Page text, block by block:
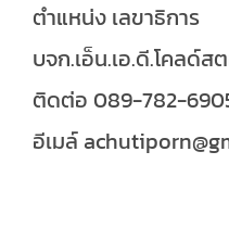
ตำแหน่ง เลขาธิการ
บจก.เอ็น.เอ.ดี.โคลด์ส
ติดต่อ 089-782-
อีเมล์